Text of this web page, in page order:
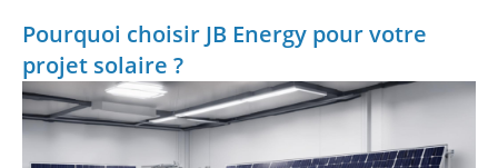
Pourquoi choisir JB Energy pour votre
projet solaire ?